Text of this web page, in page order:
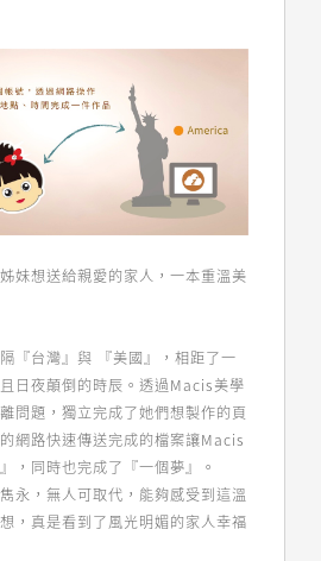
妹想送給親愛的家人，一本重溫美
『台灣』與 『美國』，相距了一
日夜顛倒的時辰。透過Macis美學
問題，獨立完成了她們想製作的頁
網路快速傳送完成的檔案讓Macis
，同時也完成了『一個夢』。
永，無人可取代，能夠感受到這溫
，真是看到了風光明媚的家人幸福